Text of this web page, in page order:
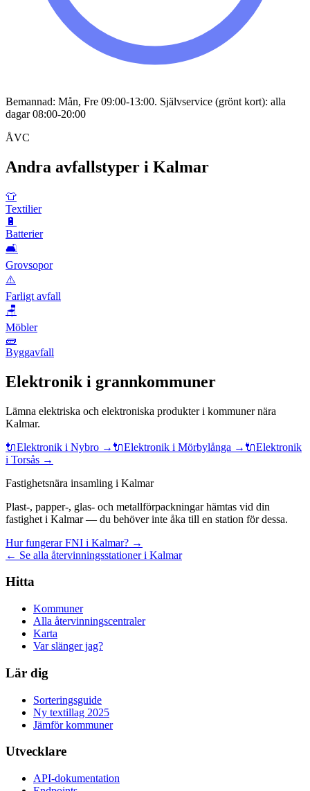
Bemannad: Mån, Fre 09:00-13:00. Självservice (grönt kort): alla
dagar 08:00-20:00
ÅVC
Andra avfallstyper i Kalmar
👕
Textilier
🔋
Batterier
🛋️
Grovsopor
⚠️
Farligt avfall
🪑
Möbler
🧱
Byggavfall
Elektronik i grannkommuner
Lämna elektriska och elektroniska produkteri kommuner nära
Kalmar.
🔌Elektronik i Nybro → 🔌Elektronik i Mörbylånga → 🔌Elektronik
i Torsås →
Fastighetsnära insamling i Kalmar
Plast-, papper-, glas- och metallförpackningar hämtas vid din
fastighet i Kalmar — du behöver inte åka till en station för dessa.
Hur fungerar FNI i Kalmar? →
← Se alla återvinningsstationer i Kalmar
Hitta
Kommuner
Alla återvinningscentraler
Karta
Var slänger jag?
Lär dig
Sorteringsguide
Ny textillag 2025
Jämför kommuner
Utvecklare
API-dokumentation